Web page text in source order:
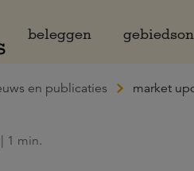
beleggen
en publicaties market
1 min.